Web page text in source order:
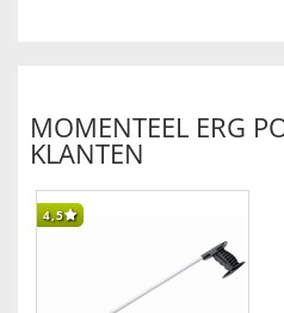
MOMENTEEL ERG
KLANTEN
4,5